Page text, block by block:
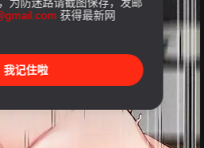
获得最新网
我记住啦